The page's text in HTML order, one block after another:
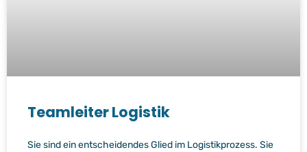
Teamleiter Logistik
Sie sind ein entscheidendes Glied im Logistikprozess. Sie